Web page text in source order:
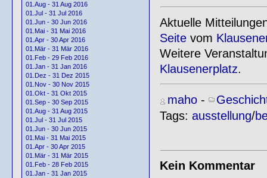
01.Aug - 31 Aug 2016
01.Jul - 31 Jul 2016
01.Jun - 30 Jun 2016
01.Mai - 31 Mai 2016
01.Apr - 30 Apr 2016
01.Mär - 31 Mär 2016
01.Feb - 29 Feb 2016
01.Jan - 31 Jan 2016
01.Dez - 31 Dez 2015
01.Nov - 30 Nov 2015
01.Okt - 31 Okt 2015
01.Sep - 30 Sep 2015
01.Aug - 31 Aug 2015
01.Jul - 31 Jul 2015
01.Jun - 30 Jun 2015
01.Mai - 31 Mai 2015
01.Apr - 30 Apr 2015
01.Mär - 31 Mär 2015
01.Feb - 28 Feb 2015
01.Jan - 31 Jan 2015
Aktuelle
Seitevom
Weitere
Klausenerplatz.
maho-
Tags: ausstellung/
Kein Kommentar